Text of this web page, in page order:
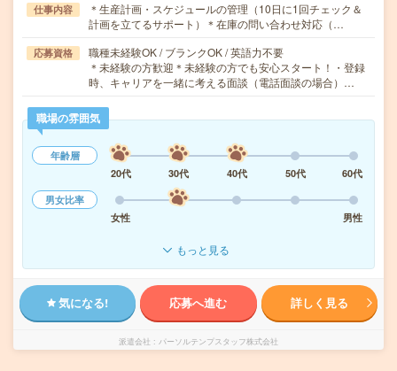
仕事内容
＊生産計画・スケジュールの管理（10日に1回チェック＆
計画を立てるサポート）＊在庫の問い合わせ対応（…
応募資格
職種未経験OK / ブランクOK / 英語力不要
＊未経験の方歓迎＊未経験の方でも安心スタート！・登録
時、キャリアを一緒に考える面談（電話面談の場合）…
職場の雰囲気
年齢層
20代
30代 40代 50代
60代
男女比率
女性
男性
もっと見る
気になる! 応募へ進む 詳しく見る
派遣会社 パーソルテンプスタッフ株式会社